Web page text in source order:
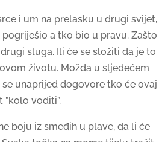
i um na prelasku u drugi svijet,
a tko bio u pravu. Zašto
sluga. Ili će se složiti da je to
životu. Možda u sljedećem
unaprijed dogovore tko će ovaj
”kolo voditi”.
boju iz smeđih u plave, da li će